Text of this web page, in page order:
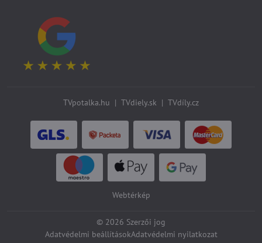
TVpotalka.hu | TVdiely.sk | TVdíly.cz
Webtérkép
© 2026 Szerzői jog
Adatvédelmi beállításokAdatvédelmi nyilatkozat